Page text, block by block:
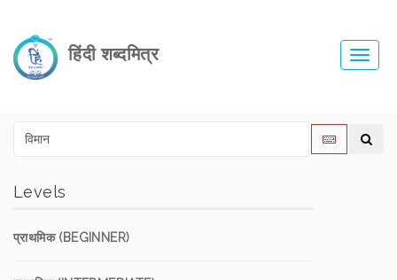
हिंदी शब्दमित्र
Levels
प्राथमिक (BEGINNER)